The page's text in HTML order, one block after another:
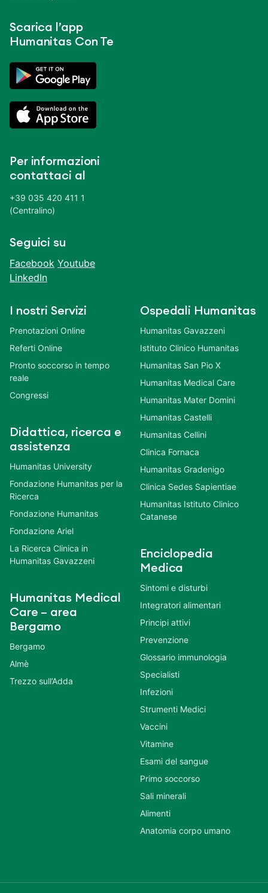
Scarica l’app
Humanitas Con Te
Per informazioni
contattaci al
+39 035 420 411 1
(Centralino)
Seguici su
Facebook Youtube
LinkedIn
I nostri Servizi
Prenotazioni Online
Referti Online
Pronto soccorso in tempo
reale
Congressi
Didattica, ricerca e
assistenza
Humanitas University
Fondazione Humanitas per la
Ricerca
Fondazione Humanitas
Fondazione Ariel
La Ricerca Clinica in
Humanitas Gavazzeni
Humanitas Medical
Care – area
Bergamo
Bergamo
Almè
Trezzo sull’Adda
Ospedali Humanitas
Humanitas Gavazzeni
Istituto Clinico Humanitas
Humanitas San Pio X
Humanitas Medical Care
Humanitas Mater Domini
Humanitas Castelli
Humanitas Cellini
Clinica Fornaca
Humanitas Gradenigo
Clinica Sedes Sapientiae
Humanitas Istituto Clinico
Catanese
Enciclopedia
Medica
Sintomi e disturbi
Integratori alimentari
Principi attivi
Prevenzione
Glossario immunologia
Specialisti
Infezioni
Strumenti Medici
Vaccini
Vitamine
Esami del sangue
Primo soccorso
Sali minerali
Alimenti
Anatomia corpo umano